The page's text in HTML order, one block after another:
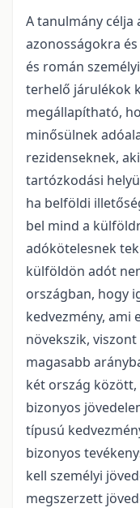
A tanulmány célja
azonosságokra
és román
terhelő járulékok
megállapítható,
minősülnek
rezidenseknek,
tartózkodási
ha belföldi
bel mind a
adókötelesnek
külföldön adót
országban, hogy
kedvezmény,
növekszik,
magasabb
két ország között,
bizonyos
típusú
bizonyos
kell személyi
megszerzett